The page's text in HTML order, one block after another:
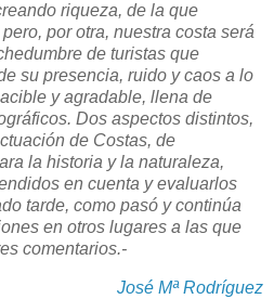
riqueza, de la que
por otra, nuestra costa será
de turistas que
su presencia, ruido y caos a lo
y agradable, llena de
Dos aspectos distintos,
de Costas, de
la historia y la naturaleza,
en cuenta y evaluarlos
tarde, como pasó y continúa
en otros lugares a las que
comentarios.-
José Mª Rodríguez